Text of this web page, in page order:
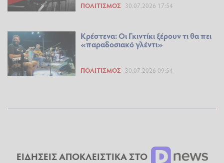
ΠΟΛΙΤΙΣΜΌΣ 30.07.2026 17:54
Κρέστενα: Οι Γκιντίκι ξέρουν τι θα πει
«παραδοσιακό γλέντι»
ΠΟΛΙΤΙΣΜΌΣ 30.07.2026 09:54
ΕΙΔΗΣΕΙΣ ΑΠΟΚΛΕΙΣΤΙΚΑ ΣΤΟ